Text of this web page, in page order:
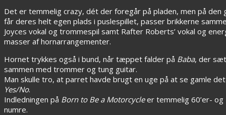
Det er temmelig crazy, dét der foregår på pladen, men på den
får deres helt egen plads i puslespillet, passer brikkerne
Joyces vokal og trommespil samt Rafter Roberts’ vokal og
masser af hornarrangementer.
Hornet trykkes også i bund, når tæppet falder på Baba, der
sammen med trommer og tung guitar.
Man skulle tro, at parret havde brugt en uge på at se gamle
Yes/No.
Indledningen på Born to Be a Motorcycleer temmelig 60’er-
numre.